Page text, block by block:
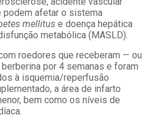
podem afetar o sistema
mellitus e doença hepática
metabólica (MASLD).
roedores que receberam — ou
por 4 semanas e foram
à isquemia/reperfusão
a área de infarto
bem como os níveis de